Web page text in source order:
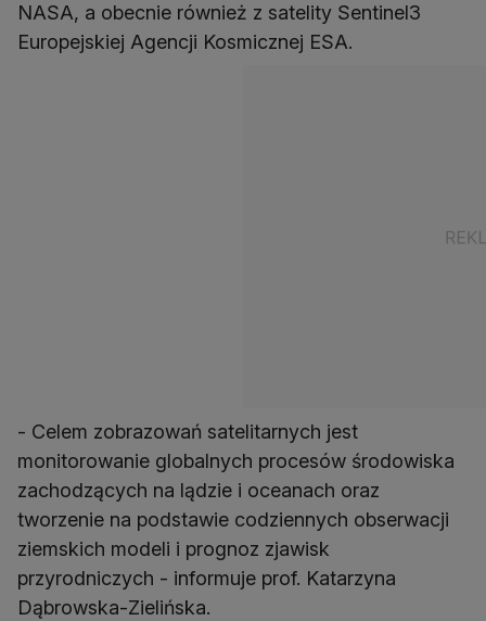
NASA, a obecnie również z satelity Sentinel3
Europejskiej Agencji Kosmicznej ESA.
- Celem zobrazowań satelitarnych jest
monitorowanie globalnych procesów środowiska
zachodzących na lądzie i oceanach oraz
tworzenie na podstawie codziennych obserwacji
ziemskich modeli i prognoz zjawisk
przyrodniczych - informuje prof. Katarzyna
Dąbrowska-Zielińska.